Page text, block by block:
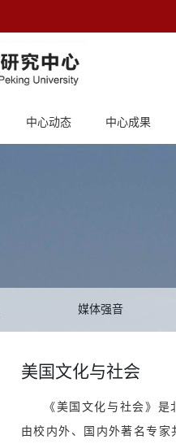
中心动态 中心成果
媒体强音
美国文化与社会
《美国文化与社会》
由校内外、国内外著名专